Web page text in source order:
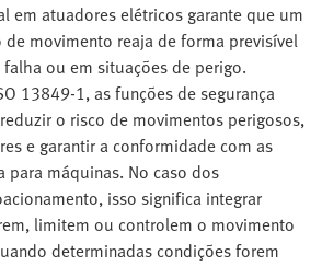
em atuadores elétricos garante que um
movimento reaja de forma previsível
ou em situações de perigo.
13849-1, as funções de segurança
o risco de movimentos perigosos,
e garantir a conformidade com as
para máquinas. No caso dos
isso significa integrar
limitem ou controlem o movimento
determinadas condições forem